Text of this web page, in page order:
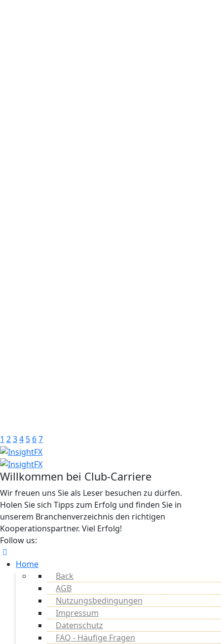
1 234 5 67
Willkommen bei Club-Carriere
Wir freuen uns Sie als Leser besuchen zu dürfen.
Holen Sie sich Tipps zum Erfolg und finden Sie in
unserem Branchenverzeichnis den richtigen
Kooperationspartner. Viel Erfolg!
Follow us:
Home
Back
AGB
Nutzungsbedingungen
Impressum
Datenschutz
FAQ - Häufige Fragen